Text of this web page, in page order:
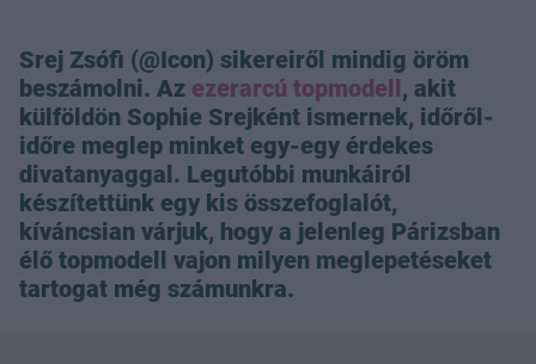
Srej Zsófi (@Icon) sikereiről mindig öröm
beszámolni. Az ezerarcú topmodell, akit
külföldön Sophie Srejként ismernek, időről-
időre meglep minket egy-egy érdekes
divatanyaggal. Legutóbbi munkáiról
készítettünk egy kis összefoglalót,
kíváncsian várjuk, hogy a jelenleg Párizsban
élő topmodell vajon milyen meglepetéseket
tartogat még számunkra.